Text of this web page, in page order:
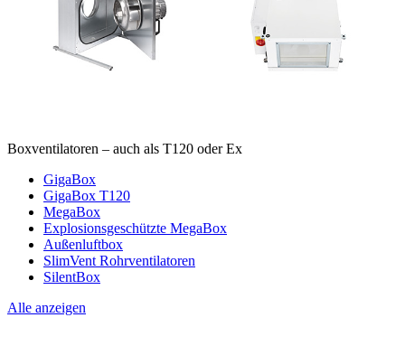
Boxventilatoren – auch als T120 oder Ex
GigaBox
GigaBox T120
MegaBox
Explosionsgeschützte MegaBox
Außenluftbox
SlimVent Rohrventilatoren
SilentBox
Alle anzeigen